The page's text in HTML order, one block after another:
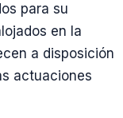
para su
en la
a disposición
actuaciones